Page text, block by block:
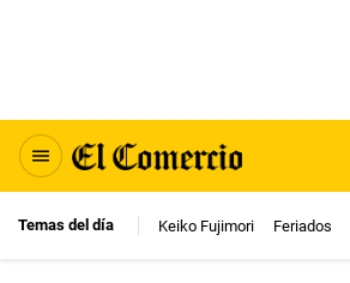
Temas del día Keiko Fujimori Feriados